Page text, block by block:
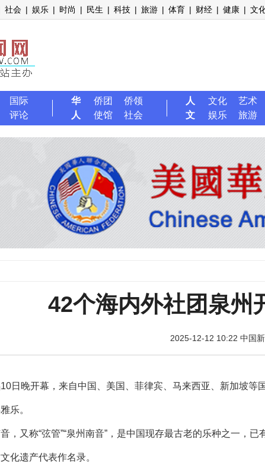
社会 | 娱乐 | 时尚 | 民生 | 科技 | 旅游 | 体育 | 财经 | 健康 | 文
国际
评论
华
人
侨团
侨领
使馆
社会
人
文
文化
艺术
娱乐
旅游
42个海内外社团泉州
2025-12-12 10:22 中
晚开幕，来自中国、美国、菲律宾、马来西亚、新加坡等
乐。
又称“弦管”“泉州南音”，是中国现存最古老的乐种之一，已
化遗产代表作名录。